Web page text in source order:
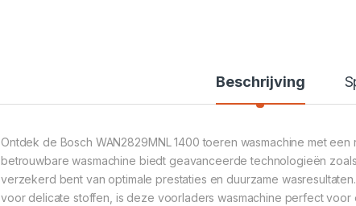
Beschrijving
Ontdek de Bosch WAN2829MNL 1400 toeren wasmachine met
betrouwbare wasmachine biedt geavanceerde technologieën
verzekerd bent van optimale prestaties en duurzame
voor delicate stoffen, is deze voorladers wasmachine perfect voor